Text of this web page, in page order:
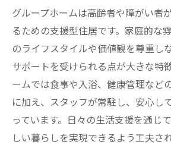
グループホームと他施設
生活の中で気をつけたいグル
事項
グループホームで避けるべ
体例
日常生活で守るべきグル
ー
グループホームは高齢者や障がい者
るための支援型住居です。家庭的な
のライフスタイルや価値観を尊重し
サポートを受けられる点が大きな特
ームでは食事や入浴、健康管理など
に加え、スタッフが常駐し、安心し
っています。日々の生活支援を通じ
しい暮らしを実現できるよう工夫さ